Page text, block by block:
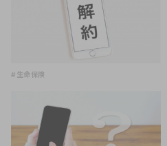
#生命保険